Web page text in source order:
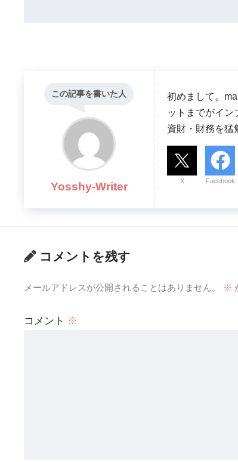
この記事を書いた人
Yosshy-Writer
初めまして。
ットまでがイ
資財・財務を猛
X Facebook
コメントを残す
メールアドレスが公開されることはありません。 ※
コメント ※